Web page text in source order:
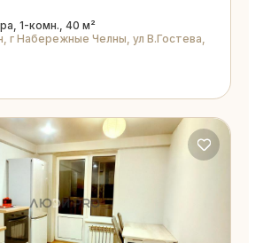
1-комн., 40 м²
г Набережные Челны, ул В.Гостева,